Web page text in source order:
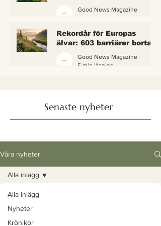
Good News Magazine
Rekordår för Europas
älvar: 603 barriärer borta
igen
Good News Magazine
5 min läsning
Senaste nyheter
Våra nyheter
Alla inlägg
Nyheter
Krönikor
Alla inlägg